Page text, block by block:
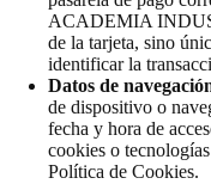
ACADEMIA
de la tarjeta, sino
identificar la
Datos de
de dispositivo o
fecha y hora de
cookies o
Política de Cookies.